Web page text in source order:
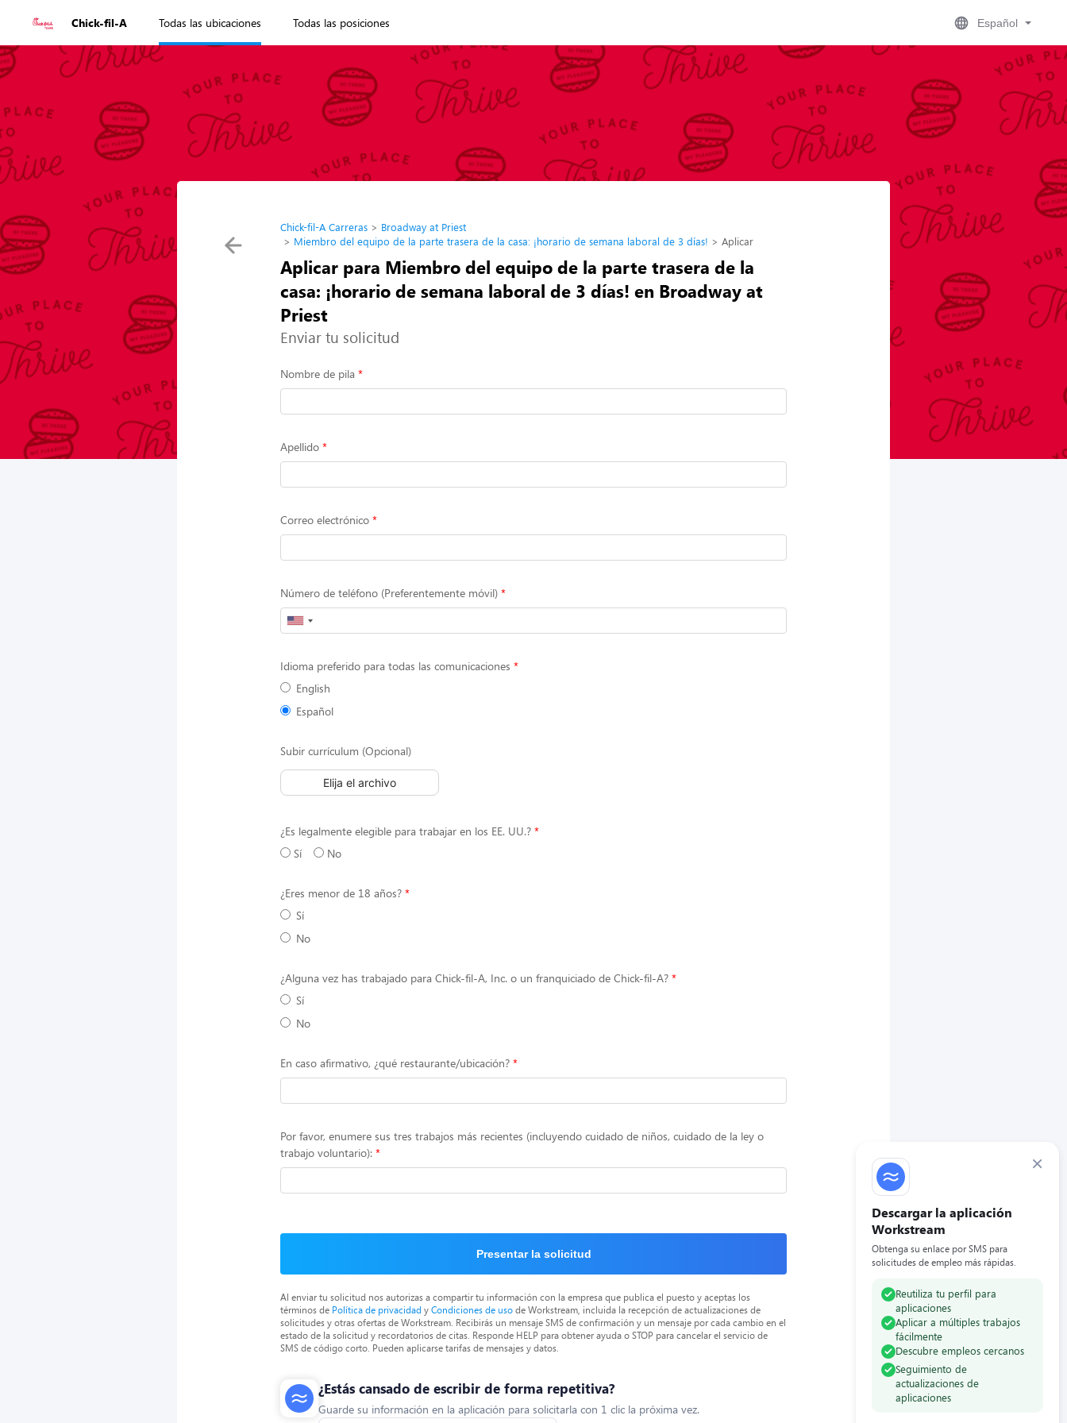
Chick-fil-A Todas las ubicaciones Todas las posiciones Español
×
Descargar la aplicación
Workstream
Obtenga su enlace por SMS para
solicitudes de empleo más rápidas.
Reutiliza tu perfil para
aplicaciones
Aplicar a múltiples trabajos
fácilmente
Descubre empleos cercanos
Seguimiento de
actualizaciones de
aplicaciones
Chick-fil-A Carreras
Broadway at Priest
Miembro del equipo de la parte trasera de la casa: ¡horario de semana laboral de 3 días!
Aplicar
Aplicar para Miembro del equipo de la parte trasera de la
casa: ¡horario de semana laboral de 3 días! en Broadway at
Priest
Enviar tu solicitud
Nombre de pila
Apellido
Correo electrónico
Número de teléfono (Preferentemente móvil)
Idioma preferido para todas las comunicaciones
English
Español
Subir currículum (Opcional)
Elija el archivo
¿Es legalmente elegible para trabajar en los EE. UU.?
Sí
No
¿Eres menor de 18 años?
Sí
No
¿Alguna vez has trabajado para Chick-fil-A, Inc. o un franquiciado de Chick-fil-A?
Sí
No
En caso afirmativo, ¿qué restaurante/ubicación?
Por favor, enumere sus tres trabajos más recientes (incluyendo cuidado de niños, cuidado de la ley o
trabajo voluntario):
Presentar la solicitud
Al enviar tu solicitud nos autorizas a compartir tu información con la empresa que publica el puesto y aceptas los
términos de Política de privacidad yCondiciones de usode Workstream, incluida la recepción de actualizaciones de
solicitudes y otras ofertas de Workstream. Recibirás un mensaje SMS de confirmación y un mensaje por cada cambio en el
estado de la solicitud y recordatorios de citas. Responde HELP para obtener ayuda o STOP para cancelar el servicio de
SMS de código corto. Pueden aplicarse tarifas de mensajes y datos.
¿Estás cansado de escribir de forma repetitiva?
Guarde su información en la aplicación para solicitarla con 1 clic la próxima vez.